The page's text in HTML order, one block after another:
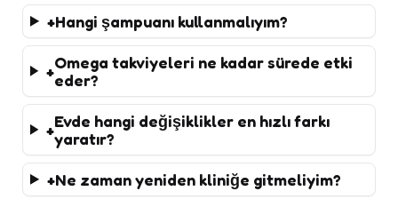
Hangi şampuanı kullanmalıyım?
Omega takviyeleri ne kadar sürede etki
eder?
Evde hangi değişiklikler en hızlı farkı
yaratır?
Ne zaman yeniden kliniğe gitmeliyim?